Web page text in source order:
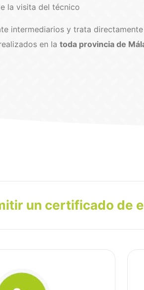
la visita del técnico
intermediarios y trata
en la toda provincia de
un certificado de